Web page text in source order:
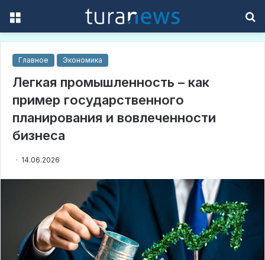
Главное Экономика
Легкая промышленность – как
пример государственного
планирования и вовлеченности
бизнеса
14.06.2026